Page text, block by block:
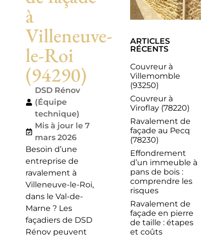
à
Villeneuve-
le-Roi
(94290)
DSD Rénov
(Équipe
technique)
Mis à jour le 7
mars 2026
Besoin d’une
entreprise de
ravalement à
Villeneuve-le-Roi,
dans le Val-de-
Marne ? Les
façadiers de DSD
Rénov peuvent
ARTICLES
RÉCENTS
Couvreur à
Villemomble
(93250)
Couvreur à
Viroflay (78220)
Ravalement de
façade au Pecq
(78230)
Effondrement
d’un immeuble à
pans de bois :
comprendre les
risques
Ravalement de
façade en pierre
de taille : étapes
et coûts